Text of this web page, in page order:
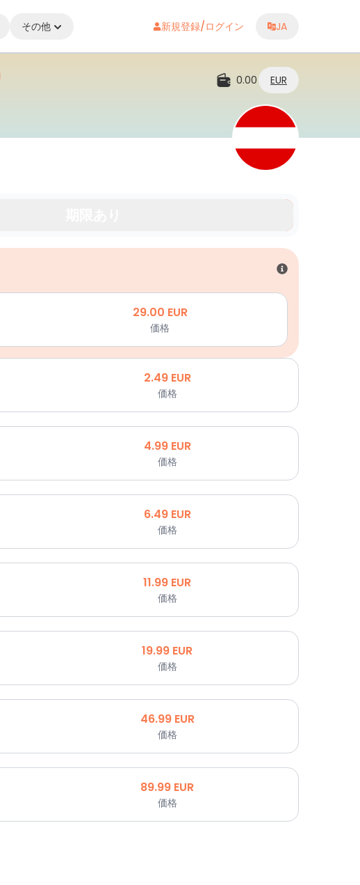
その他 新規登録/ログイン JA
0.00 EUR
29.00 EUR
価格
2.49 EUR
価格
4.99 EUR
価格
6.49 EUR
価格
11.99 EUR
価格
19.99 EUR
価格
46.99 EUR
価格
89.99 EUR
価格